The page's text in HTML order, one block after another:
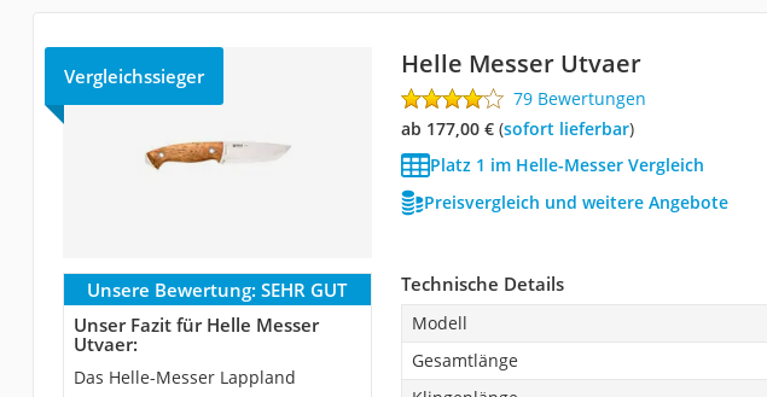
Vergleichssieger Helle Messer Utvaer
79 Bewertungen
ab 177,00 €( Sofort lieferbar)
Platz 1 im Helle-Messer Vergleich
Preisvergleich und weitere Angebote
Unsere Bewertung: SEHR GUT
Unser Fazit für Helle Messer
Utvaer:
Das Helle-Messer Lappland
Technische Details
Modell
Gesamtlänge